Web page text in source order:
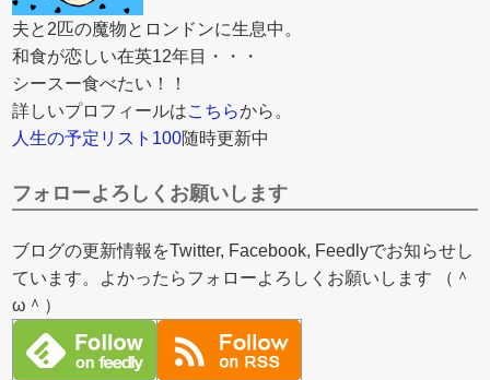
夫と2匹の魔物とロンドンに生息中。
和食が恋しい在英12年目・・・
シースー食べたい！！
詳しいプロフィールはこちらから。
人生の予定リスト100随時更新中
フォローよろしくお願いします
ブログの更新情報をTwitter, Facebook, Feedlyでお知らせし
ています。よかったらフォローよろしくお願いします （＾
ω＾）